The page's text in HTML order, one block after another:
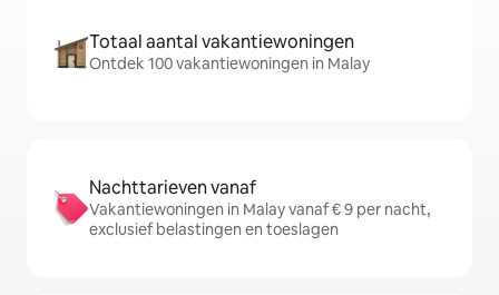
Totaal aantal vakantiewoningen
Ontdek 100 vakantiewoningen in Malay
Nachttarieven vanaf
Vakantiewoningen in Malay vanaf € 9 per nacht,
exclusief belastingen en toeslagen